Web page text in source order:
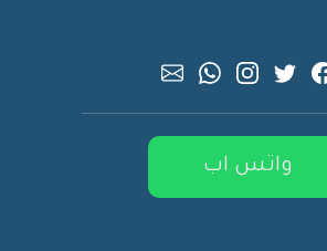
واتس اب